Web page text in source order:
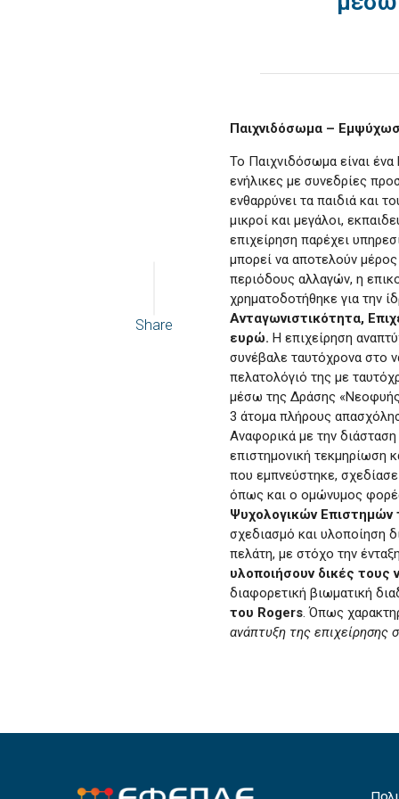
Share
Παιχνιδόσωμα –
To Παιχνιδόσωμα είναι
ενήλικες με συνεδρίες
ενθαρρύνει τα παιδιά και
μικροί και μεγάλοι,
επιχείρηση παρέχει
μπορεί να αποτελούν
περιόδους αλλαγών, η
χρηματοδοτήθηκε για την
Ανταγωνιστικότητα,
ευρώ.Η επιχείρηση
συνέβαλε ταυτόχρονα στο
πελατολόγιό της με
μέσω της Δράσης «Νεοφυής
3 άτομα πλήρους
Αναφορικά με την
επιστημονική τεκμηρίωση
που εμπνεύστηκε,
όπως και ο ομώνυμος
Ψυχολογικών Επιστημών
σχεδιασμό και υλοποίηση
πελάτη, με στόχο την
υλοποιήσουν δικές τους
διαφορετική βιωματική
του Rogers .Όπως
ανάπτυξη της επιχείρησης